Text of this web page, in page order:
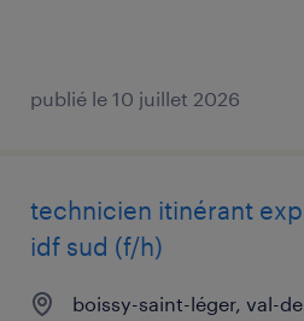
publié le 10 juillet 2026
technicien itinérant
idf sud (f/h)
boissy-saint-léger, val-